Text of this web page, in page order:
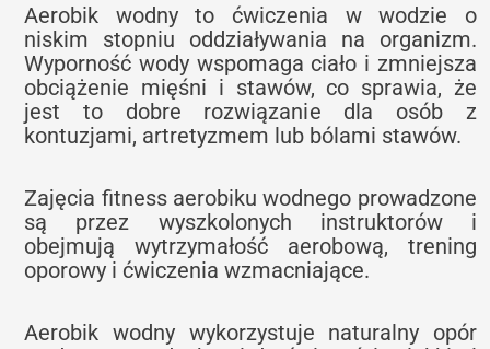
Aerobik wodny to ćwiczenia w wodzie o
niskim stopniu oddziaływania na organizm.
Wyporność wody wspomaga ciało i zmniejsza
obciążenie mięśni i stawów, co sprawia, że
jest to dobre rozwiązanie dla osób z
kontuzjami, artretyzmem lub bólami stawów.
Zajęcia fitness aerobiku wodnego prowadzone
są przez wyszkolonych instruktorów i
obejmują wytrzymałość aerobową, trening
oporowy i ćwiczenia wzmacniające.
Aerobik wodny wykorzystuje naturalny opór